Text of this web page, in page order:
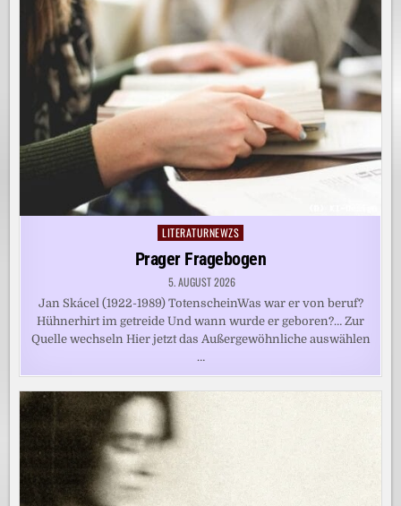
Posted
LITERATURNEWZS
Prager Fragebogen
5. AUGUST 2026
Jan Skácel (1922-1989) TotenscheinWas war er von beruf?
Hühnerhirt im getreide Und wann wurde er geboren?… Zur
Quelle wechseln Hier jetzt das Außergewöhnliche auswählen
…